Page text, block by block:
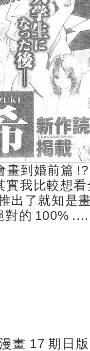
畫到婚前篇
實我比較想
出了就知是
對的 100% ....
畫 17 期日